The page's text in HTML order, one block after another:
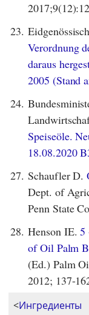
23.
Verordnung
daraus
2005 (Stand
24.
Speiseöle.
18.08.2020
27. Schaufler D.
Dept. of
Penn State
28. Henson IE.5
of Oil Palm
(Ed.) Palm
2012; 137-
<Ингредиенты